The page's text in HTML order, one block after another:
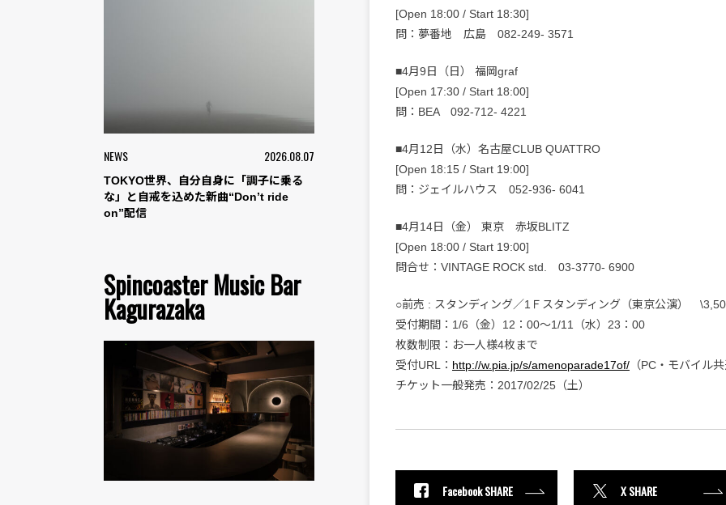
NEWS 2026.08.07
TOKYO世界、自分自身に「調子に乗る
な」と自戒を込めた新曲“Don’t ride
on”配信
Spincoaster Music Bar
Kagurazaka
[Open 18:00 / Start 18:30]
問：夢番地 広島 082-249- 3571
■4月9日（日） 福岡graf
[Open 17:30 / Start 18:00]
問：BEA 092-712- 4221
■4月12日（水）名古屋CLUB QUATTRO
[Open 18:15 / Start 19:00]
問：ジェイルハウス 052-936- 6041
■4月14日（金） 東京 赤坂BLITZ
[Open 18:00 / Start 19:00]
問合せ：VINTAGE ROCK std. 03-3770- 6900
○前売 : スタンディング／1Ｆスタンディング（東京公演）
受付期間：1/6（金）12：00〜1/11（水）23：00
枚数制限：お一人様4枚まで
受付URL： http://w.pia.jp/s/amenoparade17of/ （PC・モバイル
チケット一般発売：2017/02/25（土）
Facebook SHARE X SHARE